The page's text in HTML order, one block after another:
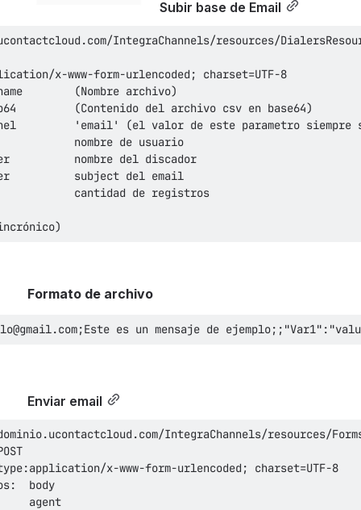
Subir base de Email
Formato de archivo
es un mensaje de
Enviar email
agent